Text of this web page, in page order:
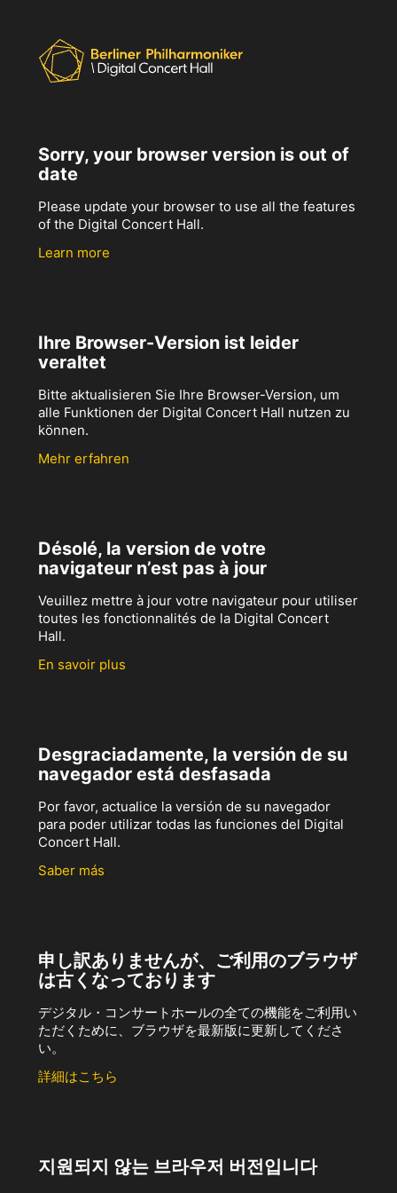
Sorry, your browser version is out of
date
Please update your browser to use all the features
of the Digital Concert Hall.
Learn more
Ihre Browser-Version ist leider
veraltet
Bitte aktualisieren Sie Ihre Browser-Version, um
alle Funktionen der Digital Concert Hall nutzen zu
können.
Mehr erfahren
Désolé, la version de votre
navigateur n’est pas à jour
Veuillez mettre à jour votre navigateur pour utiliser
toutes les fonctionnalités de la Digital Concert
Hall.
En savoir plus
Desgraciadamente, la versión de su
navegador está desfasada
Por favor, actualice la versión de su navegador
para poder utilizar todas las funciones del Digital
Concert Hall.
Saber más
申し訳ありませんが、ご利用のブラウザ
は古くなっております
デジタル・コンサートホールの全ての機能をご利用い
ただくために、ブラウザを最新版に更新してくださ
い。
詳細はこちら
지원되지 않는 브라우저 버전입니다